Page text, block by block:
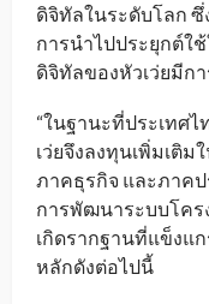
ดิจิทัลในระดับโลก
การนำไปประยุกต์ใ
ดิจิทัลของหัวเว่ยมีกา
“ในฐานะที่ประเทศ
เว่ยจึงลงทุนเพิ่มเติ
ภาคธุรกิจ และภาค
การพัฒนาระบบโคร
เกิดรากฐานที่แข็งแ
หลักดังต่อไปนี้